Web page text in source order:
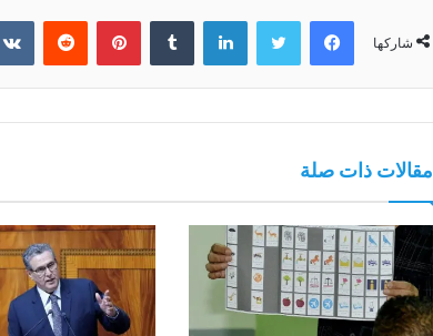
شاركها
فيسبوك تويتر لينكدإن بينتيريست
مقالات ذات صلة